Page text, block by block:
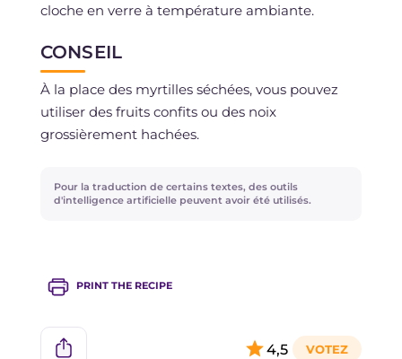
cloche en verre à température ambiante.
CONSEIL
À la place des myrtilles séchées, vous pouvez
utiliser des fruits confits ou des noix
grossièrement hachées.
Pour la traduction de certains textes, des outils
d'intelligence artificielle peuvent avoir été utilisés.
PRINT THE RECIPE
4,5